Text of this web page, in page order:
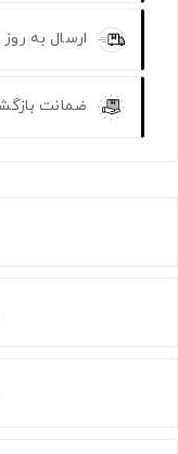
ارسال به
ضمانت